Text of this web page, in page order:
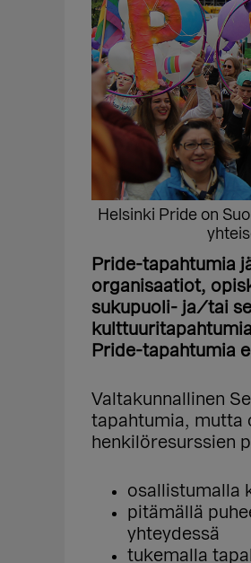
Helsinki Pride on
Pride-tapahtumia
organisaatiot,
sukupuoli- ja/tai
Pride-tapahtumia
Valtakunnallinen
tapahtumia, mutta
henkilöresurssien
osallistumalla
pitämällä
yhteydessä
tukemalla